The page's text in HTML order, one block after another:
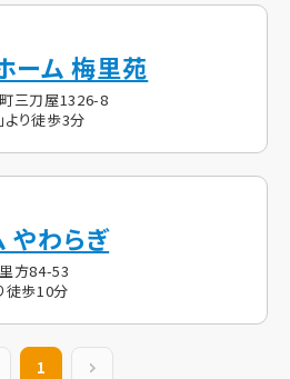
ーム 梅里苑
三刀屋1326-8
より徒歩3分
やわらぎ
方84-53
徒歩10分
前の20件
1